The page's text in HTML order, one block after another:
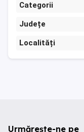
Categorii
Județe
Localități
Urmărește-ne pe